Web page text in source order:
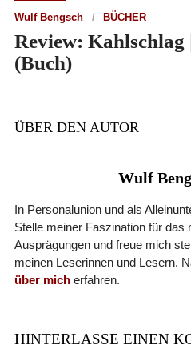
Wulf Bengsch BÜCHER
Review: Kahlschlag
(Buch)
ÜBER DEN AUTOR
Wulf
In Personalunion und als
Stelle meiner Faszination für das
Ausprägungen und freue mich
meinen Leserinnen und Lesern.
über micherfahren.
HINTERLASSE EINEN